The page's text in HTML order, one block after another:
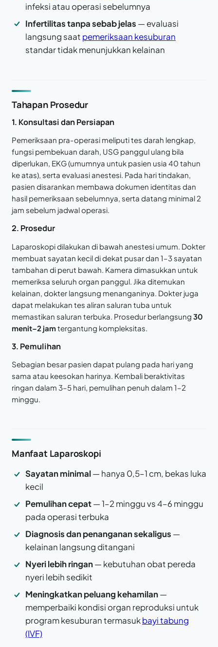
infeksi atau operasi sebelumnya
Infertilitas tanpa sebab jelas — evaluasi
langsung saat pemeriksaan kesuburan
standar tidak menunjukkan kelainan
Tahapan Prosedur
1. Konsultasi dan Persiapan
Pemeriksaan pra-operasi meliputi tes darah lengkap,
fungsi pembekuan darah, USG panggul ulang bila
diperlukan, EKG (umumnya untuk pasien usia 40 tahun
ke atas), serta evaluasi anestesi. Pada hari tindakan,
pasien disarankan membawa dokumen identitas dan
hasil pemeriksaan sebelumnya, serta datang minimal 2
jam sebelum jadwal operasi.
2. Prosedur
Laparoskopi dilakukan di bawah anestesi umum. Dokter
membuat sayatan kecil di dekat pusar dan 1–3 sayatan
tambahan di perut bawah. Kamera dimasukkan untuk
memeriksa seluruh organ panggul. Jika ditemukan
kelainan, dokter langsung menanganinya. Dokter juga
dapat melakukan tes aliran saluran tuba untuk
memastikan saluran terbuka. Prosedur berlangsung 30
menit–2 jamtergantung kompleksitas.
3. Pemulihan
Sebagian besar pasien dapat pulang pada hari yang
sama atau keesokan harinya. Kembali beraktivitas
ringan dalam 3–5 hari, pemulihan penuh dalam 1–2
minggu.
Manfaat Laparoskopi
Sayatan minimal— hanya 0,5–1 cm, bekas luka
kecil
Pemulihan cepat— 1–2 minggu vs 4–6 minggu
pada operasi terbuka
Diagnosis dan penanganan sekaligus —
kelainan langsung ditangani
Nyeri lebih ringan— kebutuhan obat pereda
nyeri lebih sedikit
Meningkatkan peluang kehamilan—
memperbaiki kondisi organ reproduksi untuk
program kesuburan termasukbayi tabung
(IVF)